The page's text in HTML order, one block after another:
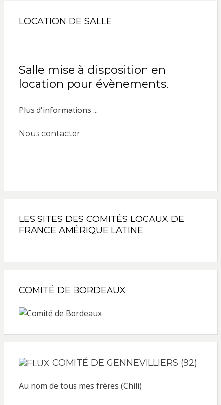
LOCATION DE SALLE
Salle mise à disposition en
location pour évènements.
Plus d'informations ...
Nous contacter
LES SITES DES COMITÉS LOCAUX DE
FRANCE AMÉRIQUE LATINE
COMITÉ DE BORDEAUX
COMITÉ DE GENNEVILLIERS (92)
Au nom de tous mes frères (Chili)